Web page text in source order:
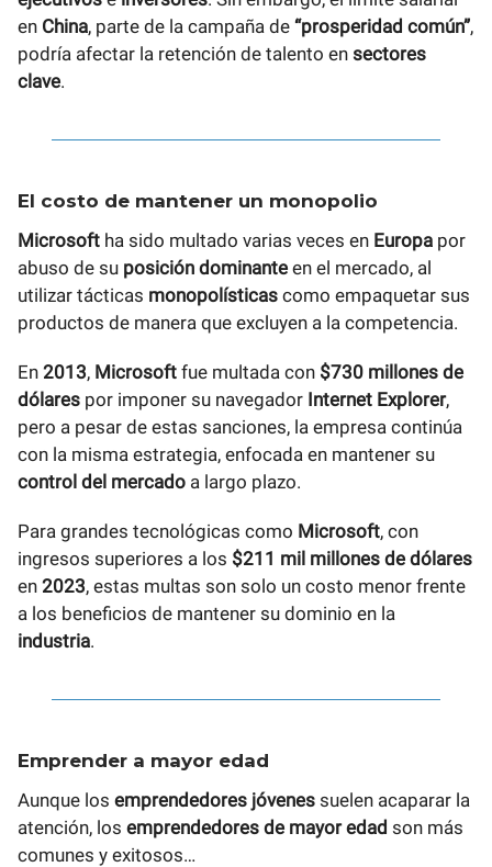
en China, parte de la campaña de “prosperidad común”,
podría afectar la retención de talento en sectores
clave.
El costo de mantener un monopolio
Microsoft ha sido multado varias veces en Europa por
abuso de su posición dominante en el mercado, al
utilizar tácticas monopolísticas como empaquetar sus
productos de manera que excluyen a la competencia.
En 2013, Microsoft fue multada con $730 millones de
dólares por imponer su navegador Internet Explorer,
pero a pesar de estas sanciones, la empresa continúa
con la misma estrategia, enfocada en mantener su
control del mercado a largo plazo.
Para grandes tecnológicas como Microsoft, con
ingresos superiores a los $211 mil millones de dólares
en 2023, estas multas son solo un costo menor frente
a los beneficios de mantener su dominio en la
industria.
Emprender a mayor edad
Aunque los emprendedores jóvenes suelen acaparar la
atención, los emprendedores de mayor edad son más
comunes y exitosos…